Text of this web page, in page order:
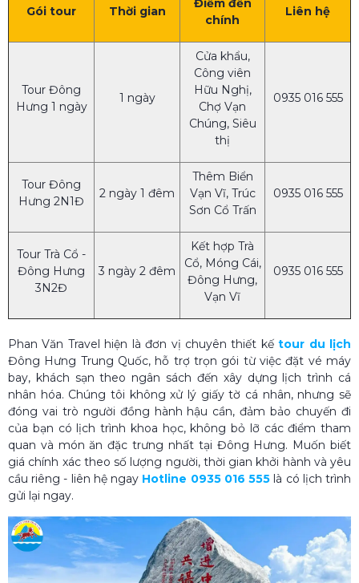
Gói tour Thời gian
Điểm đến
chính
Liên hệ
Tour Đông
Hưng 1 ngày
1 ngày
Cửa khẩu,
Công viên
Hữu Nghị,
Chợ Vạn
Chúng, Siêu
thị
0935 016 555
Tour Đông
Hưng 2N1Đ
2 ngày 1 đêm
Thêm Biển
Vạn Vĩ, Trúc
Sơn Cổ Trấn
0935 016 555
Tour Trà Cổ -
Đông Hưng
3N2Đ
3 ngày 2 đêm
Kết hợp Trà
Cổ, Móng Cái,
Đông Hưng,
Vạn Vĩ
0935 016 555
Phan Văn Travel hiện là đơn vị chuyên thiết kếtour du lịch
Đông Hưng Trung Quốc, hỗ trợ trọn gói từ việc đặt vé máy
bay, khách sạn theo ngân sách đến xây dựng lịch trình cá
nhân hóa. Chúng tôi không xử lý giấy tờ cá nhân, nhưng sẽ
đóng vai trò người đồng hành hậu cần, đảm bảo chuyến đi
của bạn có lịch trình khoa học, không bỏ lỡ các điểm tham
quan và món ăn đặc trưng nhất tại Đông Hưng. Muốn biết
giá chính xác theo số lượng người, thời gian khởi hành và yêu
cầu riêng - liên hệ ngay Hotline 0935 016 555 là có lịch trình
gửi lại ngay.